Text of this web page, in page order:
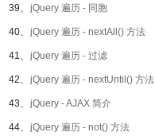
39、 jQuery 遍历 - 同胞
40、 jQuery 遍历 - nextAll() 方法
41、 jQuery 遍历 - 过滤
42、 jQuery 遍历 - nextUntil() 方法
43、 jQuery - AJAX 简介
44、 jQuery 遍历 - not() 方法